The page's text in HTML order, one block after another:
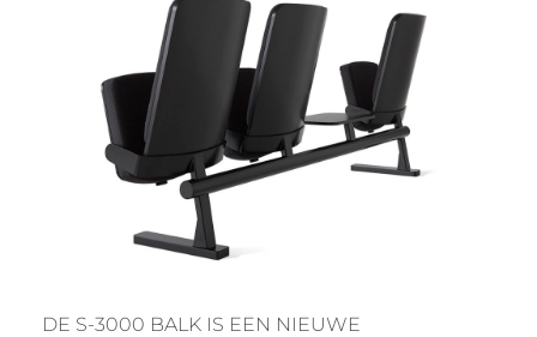
DE S-3000 BALK IS EEN NIEUWE